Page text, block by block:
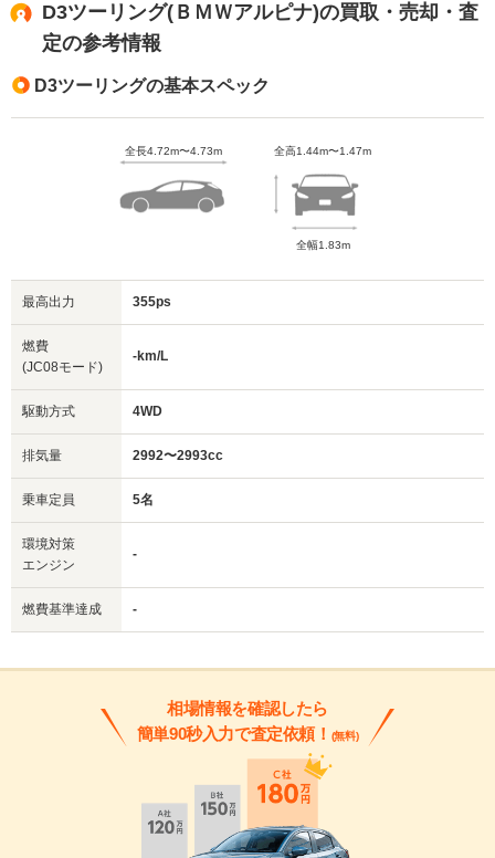
D3ツーリング(ＢＭＷアルピナ)の買取・売却・査
定の参考情報
D3ツーリングの基本スペック
全長4.72m〜4.73m 全高1.44m〜1.47m
全幅1.83m
最高出力 355ps
燃費
(JC08モード)
-km/L
駆動方式 4WD
排気量 2992〜2993cc
乗車定員 5名
環境対策
エンジン
-
燃費基準達成 -
相場情報を確認したら
簡単90秒入力で査定依頼！ (無料)